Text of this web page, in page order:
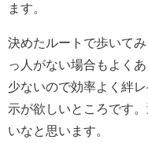
ます。
決めたルートで歩いて
っ人がない場合もよく
少ないので効率よく絆
示が欲しいところです
いなと思います。